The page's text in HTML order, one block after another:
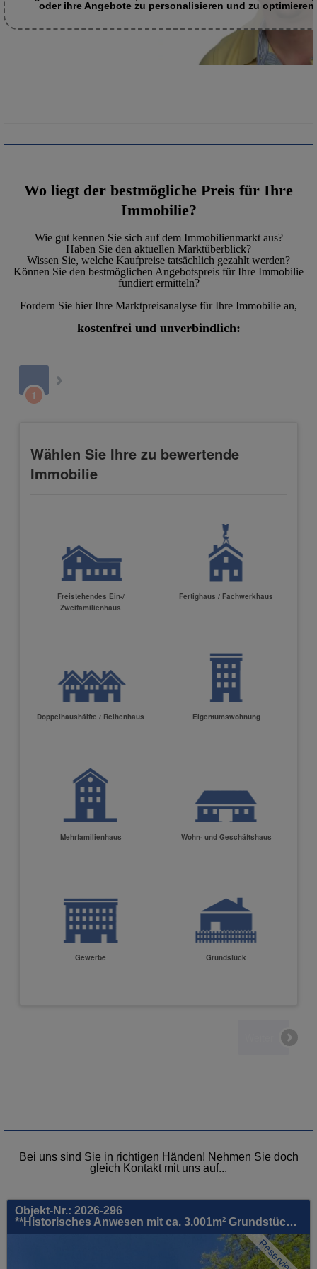
oder ihre Angebote zu personalisieren und zu optimieren.
Wo liegt der bestmögliche Preis für Ihre
Immobilie?
Wie gut kennen Sie sich auf dem Immobilienmarkt aus?
Haben Sie den aktuellen Marktüberblick?
Wissen Sie, welche Kaufpreise tatsächlich gezahlt werden?
Können Sie den bestmöglichen Angebotspreis für Ihre Immobilie
fundiert ermitteln?
Fordern Sie hier Ihre Marktpreisanalyse für Ihre Immobilie an,
kostenfrei und unverbindlich:
Bei uns sind Sie in richtigen Händen! Nehmen Sie doch
gleich Kontakt mit uns auf...
Objekt-Nr.: 2026-296
**Historisches Anwesen mit ca. 3.001m² Grundstück, Scheunen, Nebengebäuden, uvm. - viele Optionen!**